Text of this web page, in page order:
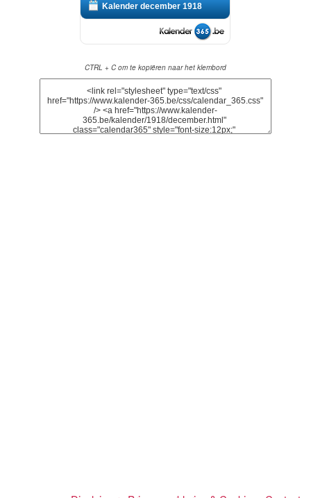
Kalender december 1918
CTRL + C om te kopiëren naar het klembord